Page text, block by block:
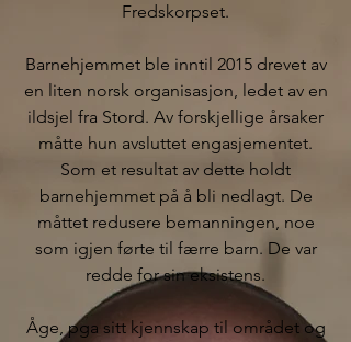
Fredskorpset.
Barnehjemmet ble inntil 2015 drevet av
en liten norsk organisasjon, ledet av en
ildsjel fra Stord. Av forskjellige årsaker
måtte hun avsluttet engasjementet.
Som et resultat av dette holdt
barnehjemmet på å bli nedlagt. De
måttet redusere bemanningen, noe
som igjen førte til færre barn. De var
redde for sin eksistens.
Åge, pga sitt kjennskap til området og